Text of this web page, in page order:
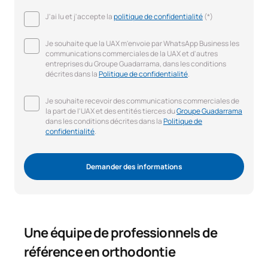
J'ai lu et j'accepte lapolitique de confidentialité(*)
Je souhaite que la UAX m'envoie par WhatsApp Business les
communications commerciales de la UAX et d'autres
entreprises du Groupe Guadarrama, dans les conditions
décrites dans laPolitique de confidentialité.
Je souhaite recevoir des communications commerciales de
la part de l'UAX et des entités tierces duGroupe Guadarrama
dans les conditions décrites dans laPolitique de
confidentialité.
Demander des informations
Une équipe de professionnels de
référence en orthodontie